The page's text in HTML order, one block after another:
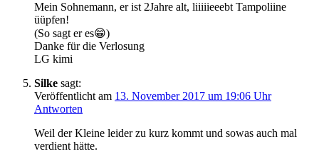
Mein Sohnemann, er ist 2Jahre alt, liiiiieeebt Tampoliine
üüpfen!
(So sagt er es😁)
Danke für die Verlosung
LG kimi
Silke sagt:
Veröffentlicht am 13. November 2017 um 19:06 Uhr
Antworten
Weil der Kleine leider zu kurz kommt und sowas auch mal
verdient hätte.